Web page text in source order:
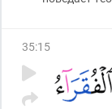
35:15